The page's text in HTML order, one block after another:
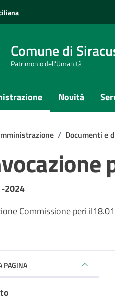
Comune di
Patrimonio dell'Umanità
Novità
/ Documenti e
del documento
2024
Commissione peri
PAGINA